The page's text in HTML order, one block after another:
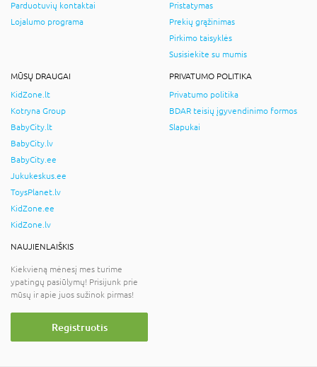
Parduotuvių kontaktai
Lojalumo programa
Pristatymas
Prekių grąžinimas
Pirkimo taisyklės
Susisiekite su mumis
MŪSŲ DRAUGAI
KidZone.lt
Kotryna Group
BabyCity.lt
BabyCity.lv
BabyCity.ee
Jukukeskus.ee
ToysPlanet.lv
KidZone.ee
KidZone.lv
PRIVATUMO POLITIKA
Privatumo politika
BDAR teisių įgyvendinimo formos
Slapukai
NAUJIENLAIŠKIS
Kiekvieną mėnesį mes turime
ypatingų pasiūlymų! Prisijunk prie
mūsų ir apie juos sužinok pirmas!
Registruotis